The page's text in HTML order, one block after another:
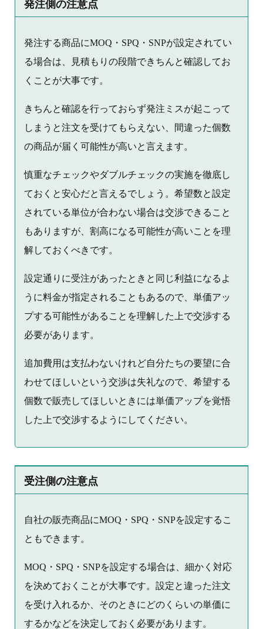
発注側の注意点
発注する商品にMOQ・SPQ・SNPが設定されてい
る場合は、見積もりの段階できちんと確認してお
くことが大事です。
きちんと確認を行っておらず発注ミスが起こって
しまうと注文を受けてもらえない、間違った個数
の商品が届く可能性が高いと言えます。
慎重なチェックやダブルチェックの実施を徹底し
ておくと安心だと言えるでしょう。希望数と設定
されている単位が合わない場合は交渉できること
もありますが、割高になる可能性が高いことを理
解しておくべきです。
設定通りに受注があったときと同じ利益になるよ
うに料金が指定されることもあるので、単価アッ
プする可能性があることを理解した上で交渉する
必要があります。
追加費用は支払わないけれど自分たちの要望に合
わせてほしいという交渉は失礼なので、希望する
個数で販売してほしいときには単価アップを覚悟
した上で交渉するようにしてください。
受注側の注意点
自社の販売商品にMOQ・SPQ・SNPを設定するこ
ともできます。
MOQ・SPQ・SNPを設定する場合は、細かく対応
を決めておくことが大事です。設定と違った注文
を受け入れるか、そのときにどのくらいの単価に
するかなどを決定しておく必要があります。